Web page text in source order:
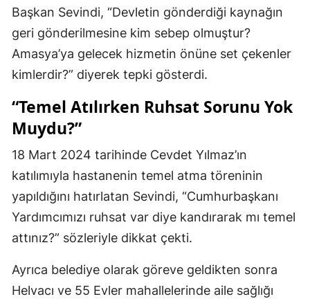
Başkan Sevindi, “Devletin gönderdiği kaynağın
geri gönderilmesine kim sebep olmuştur?
Amasya’ya gelecek hizmetin önüne set çekenler
kimlerdir?” diyerek tepki gösterdi.
“Temel Atılırken Ruhsat Sorunu Yok
Muydu?”
18 Mart 2024 tarihinde Cevdet Yılmaz’ın
katılımıyla hastanenin temel atma töreninin
yapıldığını hatırlatan Sevindi, “Cumhurbaşkanı
Yardımcımızı ruhsat var diye kandırarak mı temel
attınız?” sözleriyle dikkat çekti.
Ayrıca belediye olarak göreve geldikten sonra
Helvacı ve 55 Evler mahallelerinde aile sağlığı